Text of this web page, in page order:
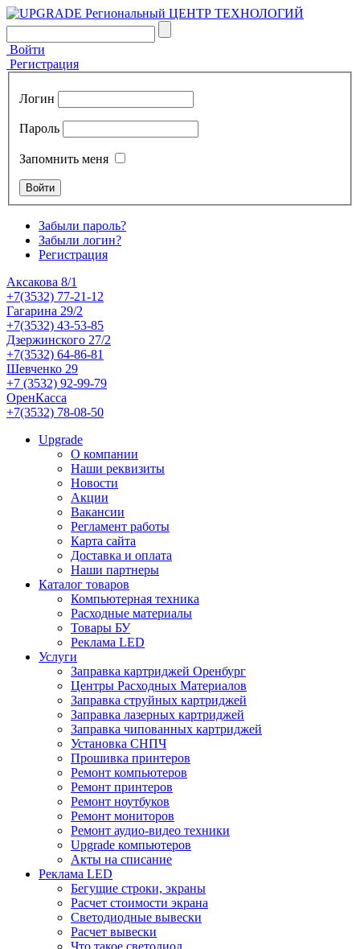
Войти
Регистрация
Логин
Пароль
Запомнить меня
Забыли пароль?
Забыли логин?
Регистрация
Аксакова 8/1
+7(3532) 77-21-12
Гагарина 29/2
+7(3532) 43-53-85
Дзержинского 27/2
+7(3532) 64-86-81
Шевченко 29
+7 (3532) 92-99-79
ОренКасса
+7(3532) 78-08-50
Upgrade
О компании
Наши реквизиты
Новости
Акции
Вакансии
Регламент работы
Карта сайта
Доставка и оплата
Наши партнеры
Каталог товаров
Компьютерная техника
Расходные материалы
Товары БУ
Реклама LED
Услуги
Заправка картриджей Оренбург
Центры Расходных Материалов
Заправка струйных картриджей
Заправка лазерных картриджей
Заправка чипованных картриджей
Установка СНПЧ
Прошивка принтеров
Ремонт компьютеров
Ремонт принтеров
Ремонт ноутбуков
Ремонт мониторов
Ремонт аудио-видео техники
Upgrade компьютеров
Акты на списание
Реклама LED
Бегущие строки, экраны
Расчет стоимости экрана
Светодиодные вывески
Расчет вывески
Что такое светодиод